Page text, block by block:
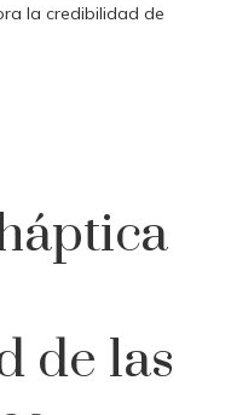
la credibilidad de
de las